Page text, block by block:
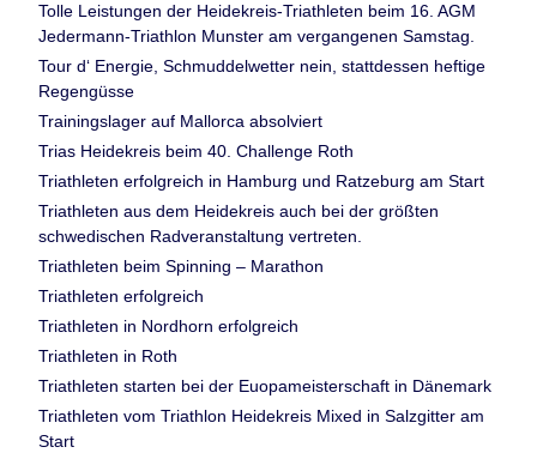
Tolle Leistungen der Heidekreis-Triathleten beim 16. AGM
Jedermann-Triathlon Munster am vergangenen Samstag.
Tour d‘ Energie, Schmuddelwetter nein, stattdessen heftige
Regengüsse
Trainingslager auf Mallorca absolviert
Trias Heidekreis beim 40. Challenge Roth
Triathleten erfolgreich in Hamburg und Ratzeburg am Start
Triathleten aus dem Heidekreis auch bei der größten
schwedischen Radveranstaltung vertreten.
Triathleten beim Spinning – Marathon
Triathleten erfolgreich
Triathleten in Nordhorn erfolgreich
Triathleten in Roth
Triathleten starten bei der Euopameisterschaft in Dänemark
Triathleten vom Triathlon Heidekreis Mixed in Salzgitter am
Start